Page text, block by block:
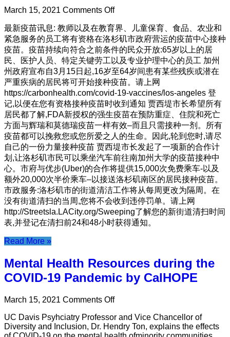
March 15, 2021 Comments Offon
新
疫
苗
讯
息
Los
Angeles
Mayor’s
Key
Messages
for
Week
3/8
–
Chinese
中
国
最新疫苗讯息: 教师以及在教育界、儿童保育、食品、农业和
紧急服务的员工将有资格在洛杉矶市政府营运的疫苗中心接种
疫苗。疫苗持续向符合之前条件的民众开放:65岁以上的居
民、医护人员、特定关键劳工以及专业护理中心的员工 加州
州政府宣布自3月15日起,16岁至64岁间患有某些残疾或潜在
严重疾病的居民将可开始接种疫苗。请上网
https://carbonhealth.com/covid-19-vaccines/los-angeles 登
记,以便在您有资格接种疫苗时收到通知 贾西堤市长希望所有
居民都了解,FDA新授权的强生疫苗在预防重症、住院和死亡
方面与辉瑞和莫德瑞疫苗一样有效–而且只需接种一剂。所有
疫苗都可以挽救您或您所爱之人的生命。因此,轮到您时,请尽
自己的一份力量接种疫苗 贾西堤市长发起了一项新的合作计
划,让洛杉矶市民可以乘坐汽车前往南加州大学的疫苗接种中
心。市府与优步(Uber)的合作将提供15,000次免费乘车-以及
额外20,000次半价乘车–以接送洛杉矶南区的居民接种疫苗。
市政服务:洛杉矶市的街道清洁工作将从每周更改为隔周。在
没有街道清扫的当周,您将不会收到违停罚单。请上网
http://Streetsla.LACity.org/Sweeping了解您的新街道清扫时间
表,并登记在清扫前24和48小时获得通知。
Read More »
Mental Health Resources during the
COVID-19 Pandemic by CalHOPE
March 15, 2021 Comments Offon
Health
Resources
UC Davis Psyhciatry Professor and Vice Chancellor of
Diversity and Inclusion, Dr. Hendry Ton, explains the effects